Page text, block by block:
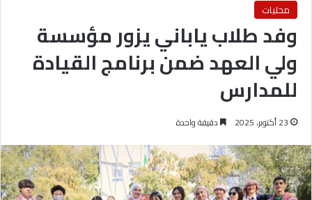
محليات
وفد طلاب ياباني يزور مؤسسة
ولي العهد ضمن برنامج القيادة
للمدارس
23 أكتوبر، 2025 دقيقة واحدة